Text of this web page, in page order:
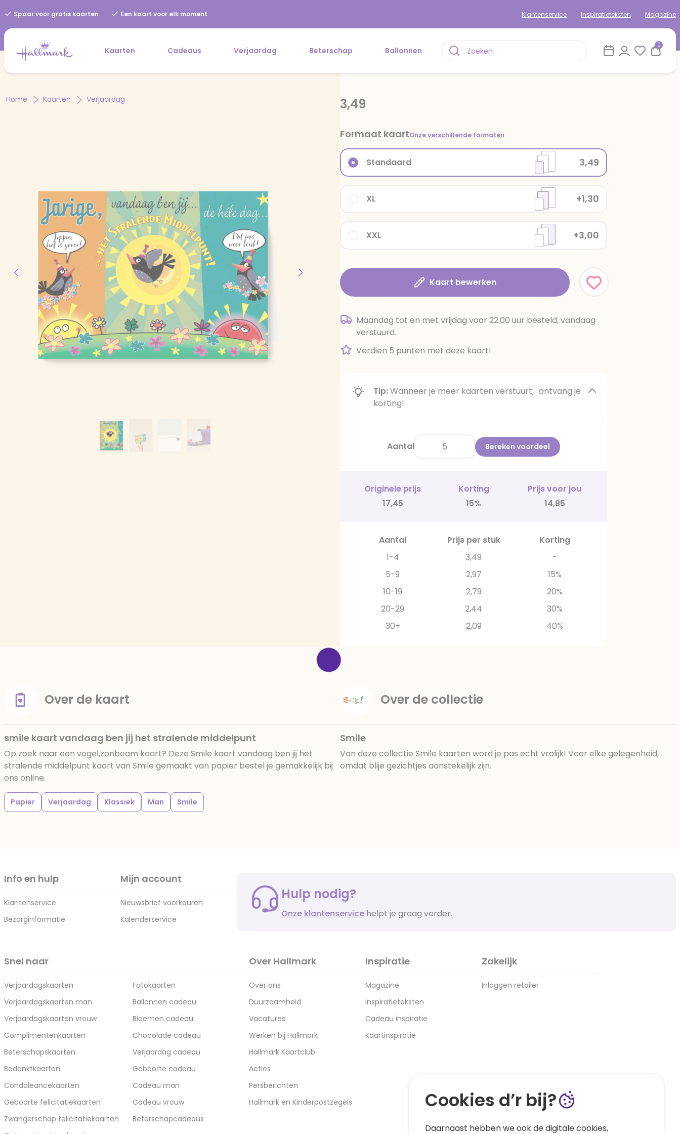
Spaar voor gratis kaarten Een kaart voor elk moment Klantenservice Inspiratieteksten Magazine
Kaarten Cadeaus Verjaardag Beterschap Ballonnen
0
Home Kaarten Verjaardag 3,49
Formaat kaartOnze verschillende formaten
XXL +3,00
XL +1,30
Standaard 3,49
Kaart bewerken
Maandag tot en met vrijdag voor 22.00 uur besteld, vandaag
verstuurd.
Verdien 5 punten met deze kaart!
Tip:Wanneer je meer kaarten verstuurt, ontvang je
korting!
Aantal Bereken voordeel
Originele prijs Korting
Prijs voor jou
17,45
15% 14,85
Aantal Prijs per stuk
Korting
1-4
3,49
-
5-9
2,97
15%
10-19
2,79
20%
20-29
2,44
30%
30+
2,09 40%
Over de kaart
smile kaart vandaag ben jij het stralende middelpunt
Op zoek naar een vogel,zonbeam kaart? Deze Smile kaart vandaag ben jij het
stralende middelpunt kaart van Smile gemaakt van papier bestel je gemakkelijk bij
ons online.
Papier Verjaardag Klassiek Man Smile
Over de collectie
Smile
Van deze collectie Smile kaarten word je pas echt vrolijk! Voor elke gelegenheid,
omdat blije gezichtjes aanstekelijk zijn.
Info en hulp
Klantenservice
Bezorginformatie
Mijn account
Nieuwsbrief voorkeuren
Kalenderservice
Hulp nodig?
Onze klantenservice helpt je graag verder.
Snel naar
Verjaardagskaarten
Verjaardagskaarten man
Verjaardagskaarten vrouw
Complimentenkaarten
Beterschapskaarten
Bedanktkaarten
Condoleancekaarten
Geboorte felicitatiekaarten
Zwangerschap felicitatiekaarten
Fotokaarten
Ballonnen cadeau
Bloemen cadeau
Chocolade cadeau
Verjaardag cadeau
Geboorte cadeau
Cadeau man
Cadeau vrouw
Beterschapcadeaus
Over Hallmark
Over ons
Duurzaamheid
Vacatures
Werken bij Hallmark
Hallmark Kaartclub
Acties
Persberichten
Hallmark en Kinderpostzegels
Inspiratie
Magazine
Inspiratieteksten
Cadeau inspiratie
Kaartinspiratie
Zakelijk
Inloggen retailer
Cookies d’r bij?
Daarnaast hebben we ook de digitale cookies,